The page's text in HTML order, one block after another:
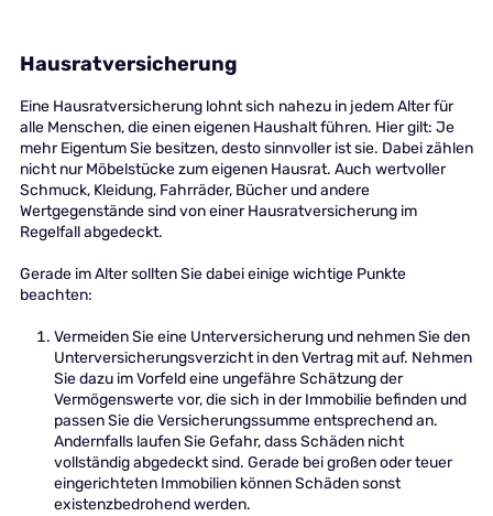
Hausratversicherung
Eine Hausratversicherung lohnt sich nahezu in jedem Alter für
alle Menschen, die einen eigenen Haushalt führen. Hier gilt: Je
mehr Eigentum Sie besitzen, desto sinnvoller ist sie. Dabei zählen
nicht nur Möbelstücke zum eigenen Hausrat. Auch wertvoller
Schmuck, Kleidung, Fahrräder, Bücher und andere
Wertgegenstände sind von einer Hausratversicherung im
Regelfall abgedeckt.
Gerade im Alter sollten Sie dabei einige wichtige Punkte
beachten:
Vermeiden Sie eine Unterversicherung und nehmen Sie den
Unterversicherungsverzicht in den Vertrag mit auf. Nehmen
Sie dazu im Vorfeld eine ungefähre Schätzung der
Vermögenswerte vor, die sich in der Immobilie befinden und
passen Sie die Versicherungssumme entsprechend an.
Andernfalls laufen Sie Gefahr, dass Schäden nicht
vollständig abgedeckt sind. Gerade bei großen oder teuer
eingerichteten Immobilien können Schäden sonst
existenzbedrohend werden.